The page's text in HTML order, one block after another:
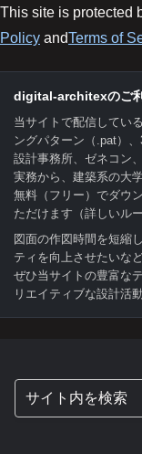
This site is protected
Policy andTerms of
digital-architexのご
当サイトで配信してい
ングパターン（.pat）
設計事務所、ゼネコン
実務から、建築系の大
無料（フリー）でダウ
ただけます（詳しいル
図面の作図時間を短縮
ティを向上させたいな
ぜひ当サイトの豊富な
リエイティブな設計活